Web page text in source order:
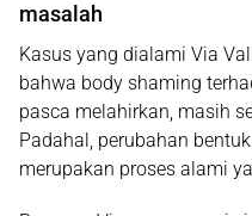
masalah
Kasus yang dialami Via
bahwa body shaming
pasca melahirkan, masih
Padahal, perubahan
merupakan proses alami